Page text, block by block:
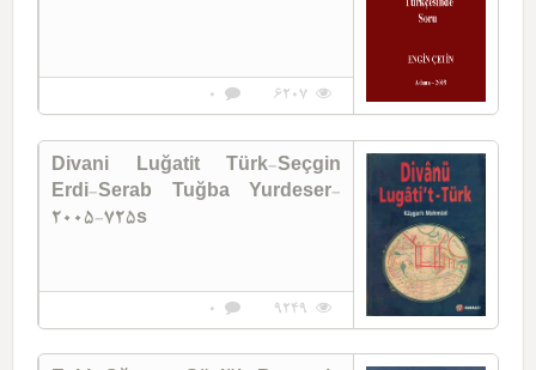
6207
0
Divani Luğatit Türk-Seçgin
Erdi-Serab Tuğba Yurdeser-
2005-725s
9249
0